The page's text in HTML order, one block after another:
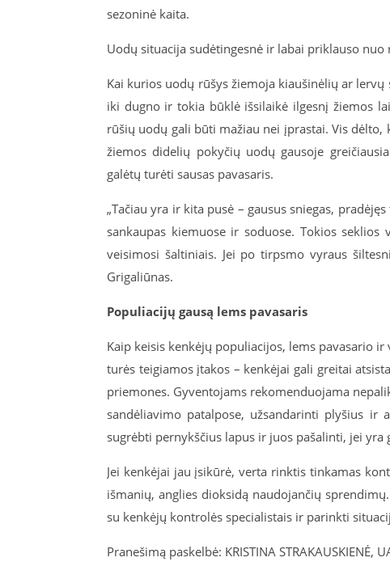
sezoninė kaita.
Uodų situacija sudėtingesnė ir labai priklauso
Kai kurios uodų rūšys žiemoja kiaušinėlių ar
iki dugno ir tokia būklė išsilaikė ilgesnį žiemos
rūšių uodų gali būti mažiau nei įprastai. Vis
žiemos didelių pokyčių uodų gausoje
galėtų turėti sausas pavasaris.
„Tačiau yra ir kita pusė – gausus sniegas,
sankaupas kiemuose ir soduose. Tokios
veisimosi šaltiniais. Jei po tirpsmo vyraus
Grigaliūnas.
Populiacijų gausą lems pavasaris
Kaip keisis kenkėjų populiacijos, lems pavasario
turės teigiamos įtakos – kenkėjai gali greitai
priemones. Gyventojams rekomenduojama
sandėliavimo patalpose, užsandarinti plyšius ir
sugrėbti pernykščius lapus ir juos pašalinti, jei
Jei kenkėjai jau įsikūrė, verta rinktis tinkamas
išmanių, anglies dioksidą naudojančių
su kenkėjų kontrolės specialistais ir parinkti
Pranešimą paskelbė: KRISTINA STRAKAUSKIENĖ,